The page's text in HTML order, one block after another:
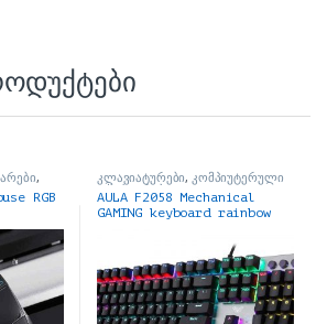
,
RGB
კლავიატურები,კომპიუტერული
აქსესუარები
AULA F2058 Mechanical
GAMING keyboard rainbow